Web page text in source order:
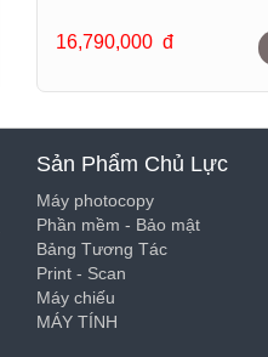
16,790,000 đ
Sản Phẩm Chủ Lực
Máy photocopy
Phần mềm - Bảo mật
Bảng Tương Tác
Print - Scan
Máy chiếu
MÁY TÍNH